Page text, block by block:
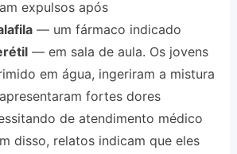
expulsos após
— um fármaco indicado
— em sala de aula. Os jovens
em água, ingeriram a mistura
fortes dores
de atendimento médico
disso, relatos indicam que eles